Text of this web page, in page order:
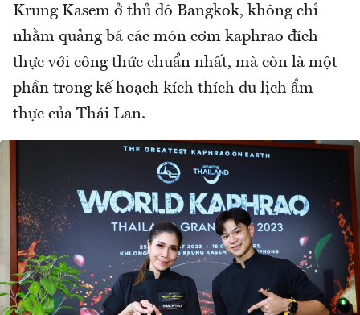
Krung Kasem ở thủ đô Bangkok, không chỉ
nhằm quảng bá các món cơm kaphrao đích
thực với công thức chuẩn nhất, mà còn là một
phần trong kế hoạch kích thích du lịch ẩm
thực của Thái Lan.